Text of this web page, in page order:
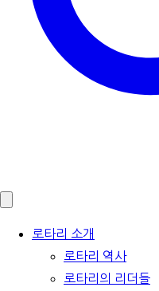
로타리 소개
로타리 역사
로타리의 리더들